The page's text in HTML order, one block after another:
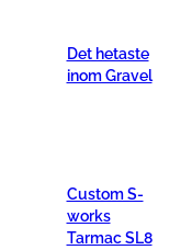
Det hetaste
inom Gravel
Custom S-
works
Tarmac SL8